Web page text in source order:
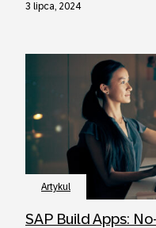
3 lipca, 2024
Artykul
SAP Build Apps: